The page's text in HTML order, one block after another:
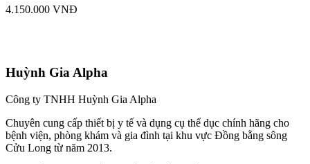
4.150.000 VNĐ
Huỳnh Gia Alpha
Công ty TNHH Huỳnh Gia Alpha
Chuyên cung cấp thiết bị y tế và dụng cụ thể dục chính hãng cho
bệnh viện, phòng khám và gia đình tại khu vực Đồng bằng sông
Cửu Long từ năm 2013.